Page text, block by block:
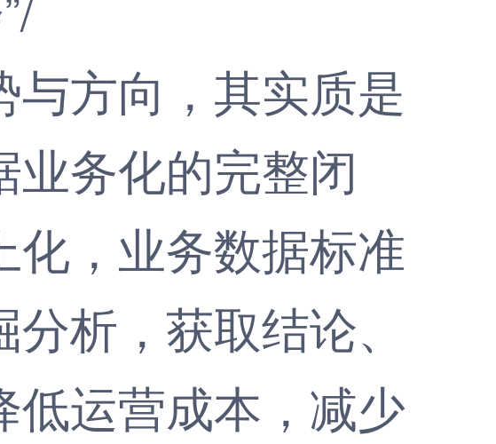
方向，其实质是
务化的完整闭
，业务数据标准
析，获取结论、
运营成本，减少